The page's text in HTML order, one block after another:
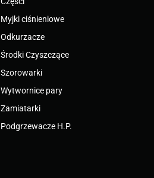
Myjki ciśnieniowe
Odkurzacze
Środki Czyszczące
Szorowarki
Wytwornice pary
Zamiatarki
Podgrzewacze H.P.